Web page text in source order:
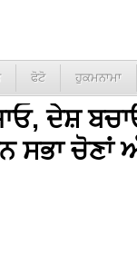
ਫੋਟੋ ਹੁਕਮਨਾਮਾ
ਦੇਸ਼
ਸਭਾ